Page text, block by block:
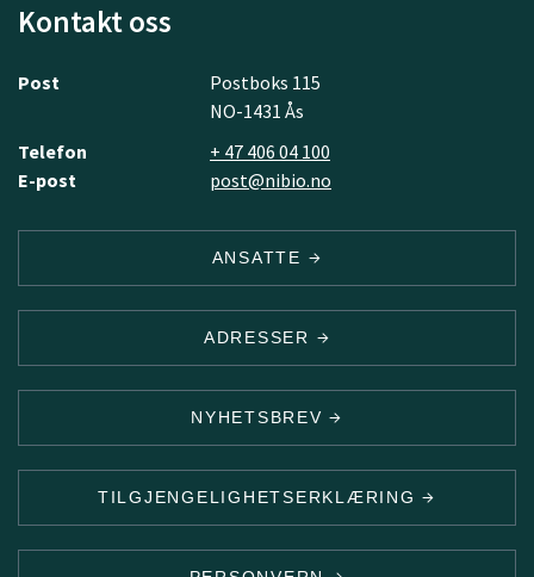
Kontakt oss
Post
Postboks 115
NO-1431 Ås
Telefon
+ 47 406 04 100
E-post
post@nibio.no
ANSATTE
ADRESSER
NYHETSBREV
TILGJENGELIGHETSERKLÆRING